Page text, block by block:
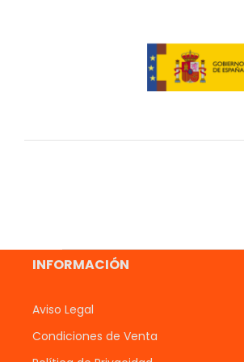
INFORMACIÓN
Aviso Legal
Condiciones de Venta